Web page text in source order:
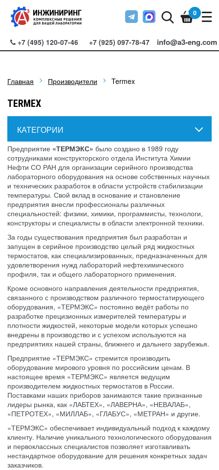
+7 (495) 120-07-46 +7 (925) 097-78-47 info@a3-eng.com
0
Главная Производители Termex
TERMEX
КАТЕГОРИИ
Предприятие «ТЕРМЭКС» было создано в 1989 году
сотрудниками конструкторского отдела Института Химии
Нефти СО РАН для организации серийного производства
лабораторного оборудования на основе собственных научных
и технических разработок в области устройств стабилизации
температуры. Свой вклад в основание и становление
предприятия внесли профессионалы различных
специальностей: физики, химики, программисты, технологи,
конструкторы и специалисты в области электронной техники.
За годы существования предприятия был разработан и
запущен в серийное производство целый ряд жидкостных
термостатов, как специализированных, предназначенных для
удовлетворения нужд лабораторий нефтехимического
профиля, так и общего лабораторного применения.
Кроме основного направления деятельности предприятия,
связанного с производством различного термостатирующего
оборудования, «ТЕРМЭКС» постоянно ведёт работы по
разработке прецизионных измерителей температуры и
плотности жидкостей, некоторые модели которых успешно
внедрены в производство и с успехом используются на
предприятиях нашей страны, ближнего и дальнего зарубежья.
Предприятие «ТЕРМЭКС» стремится производить
оборудование мирового уровня по российским ценам. В
настоящее время «ТЕРМЭКС» является ведущим
производителем жидкостных термостатов в России.
Поставками наших приборов занимаются такие признанные
лидеры рынка, как «ЛАБТЕХ», «ЛАВЕРНА», «НЕВАЛАБ»,
«ПЕТРОТЕХ», «МИЛЛАБ», «ГЛАБУС», «МЕТРАН» и другие.
«ТЕРМЭКС» обеспечивает индивидуальный подход к каждому
клиенту. Наличие уникального технологического оборудования
и первоклассных специалистов позволяет изготавливать
нестандартное оборудование для решения конкретных задач
заказчиков.